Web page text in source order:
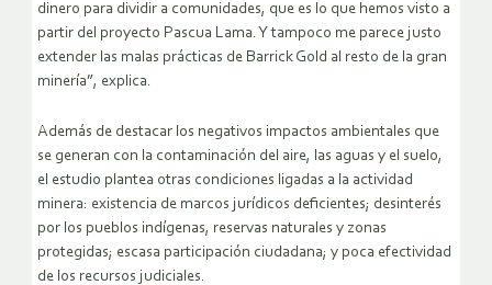
dinero para dividir a comunidades, que es lo que hemos visto a
partir del proyecto Pascua Lama. Y tampoco me parece justo
extender las malas prácticas de Barrick Gold al resto de la gran
minería”, explica.
Además de destacar los negativos impactos ambientales que
se generan con la contaminación del aire, las aguas y el suelo,
el estudio plantea otras condiciones ligadas a la actividad
minera: existencia de marcos jurídicos deficientes; desinterés
por los pueblos indígenas, reservas naturales y zonas
protegidas; escasa participación ciudadana; y poca efectividad
de los recursos judiciales.